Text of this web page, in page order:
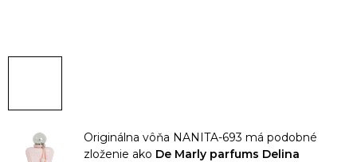
Originálna vôňa NANITA-693 má podobné
zloženie ako De Marly parfums Delina